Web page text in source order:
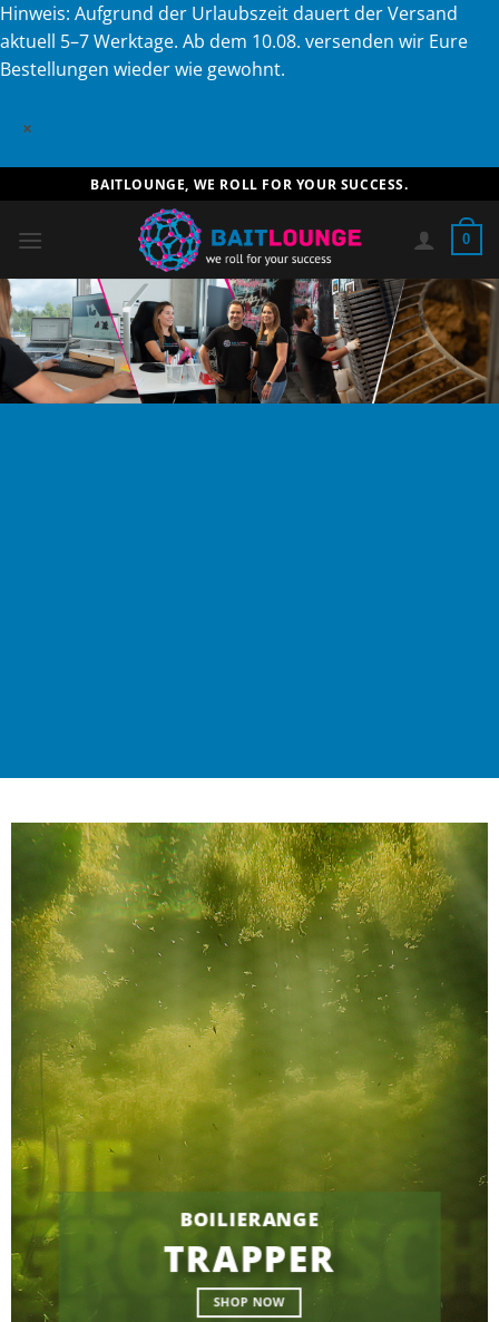
Hinweis: Aufgrund der Urlaubszeit dauert der Versand
aktuell 5–7 Werktage. Ab dem 10.08. versenden wir Eure
Bestellungen wieder wie gewohnt.
×
Inhalt
springen
BAITLOUNGE, WE ROLL FOR YOUR SUCCESS.
0
BOILIERANGE
TRAPPER
SHOP NOW